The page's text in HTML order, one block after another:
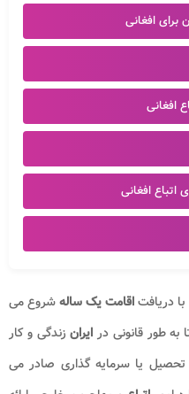
برای افغانی
افغانی
اتباع افغانی
دریافتاقامت یک سالهشروع می
به طور قانونی در ایران زندگی و کار
تحصیل یا سرمایه گذاری صادر می